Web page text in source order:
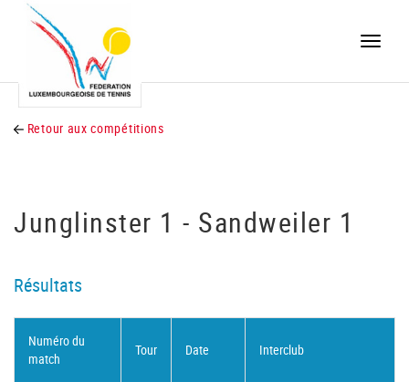
Toggle
Retour aux compétitions
Junglinster 1 - Sandweiler 1
Résultats
Numéro du
match
Tour Date Interclub